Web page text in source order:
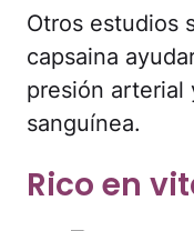
Otros estudios
capsaina
presión arterial
sanguínea.
Rico en